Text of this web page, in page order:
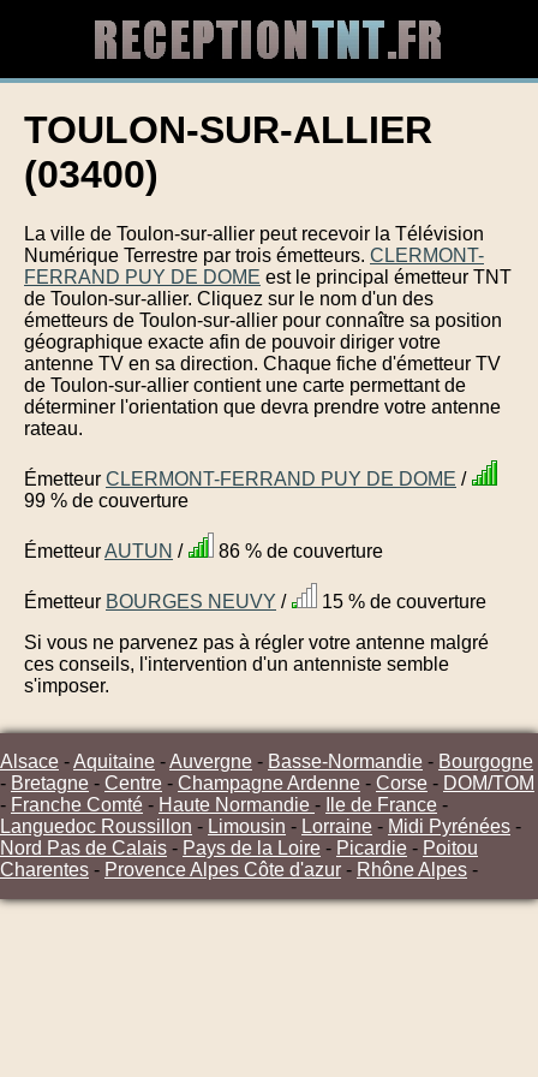
TOULON-SUR-ALLIER
(03400)
La ville de Toulon-sur-allier peut recevoir la Télévision
Numérique Terrestre par trois émetteurs. CLERMONT-
FERRAND PUY DE DOME est le principal émetteur TNT
de Toulon-sur-allier. Cliquez sur le nom d'un des
émetteurs de Toulon-sur-allier pour connaître sa position
géographique exacte afin de pouvoir diriger votre
antenne TV en sa direction. Chaque fiche d'émetteur TV
de Toulon-sur-allier contient une carte permettant de
déterminer l'orientation que devra prendre votre antenne
rateau.
Émetteur CLERMONT-FERRAND PUY DE DOME /
99 % de couverture
ÉmetteurAUTUN / 86 % de couverture
Émetteur BOURGES NEUVY /
15 % de couverture
Si vous ne parvenez pas à régler votre antenne malgré
ces conseils, l'intervention d'un antenniste semble
s'imposer.
Alsace -Aquitaine -Auvergne - Basse-Normandie - Bourgogne
- Bretagne - Centre - Champagne Ardenne - Corse - DOM/TOM
- Franche Comté - Haute Normandie - Ile de France -
Languedoc Roussillon - Limousin - Lorraine - Midi Pyrénées -
Nord Pas de Calais - Pays de la Loire - Picardie - Poitou
Charentes - Provence Alpes Côte d'azur - Rhône Alpes -